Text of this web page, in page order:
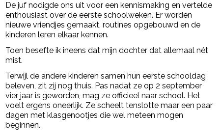
De juf nodigde ons uit voor een kennismaking en vertelde
enthousiast over de eerste schoolweken. Er worden
nieuwe vriendjes gemaakt, routines opgebouwd en de
kinderen leren elkaar kennen.
Toen besefte ik ineens dat mijn dochter dat allemaal nét
mist.
Terwijl de andere kinderen samen hun eerste schooldag
beleven, zit zij nog thuis. Pas nadat ze op 2 september
vier jaar is geworden, mag ze officieel naar school. Het
voelt ergens oneerlijk. Ze scheelt tenslotte maar een paar
dagen met klasgenootjes die wel meteen mogen
beginnen.